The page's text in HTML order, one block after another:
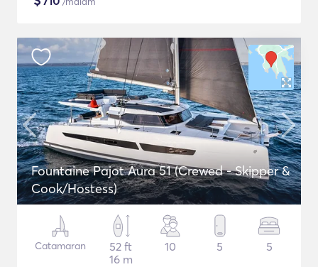
Fountaine Pajot Aura 51 (Crewed - Skipper &
Cook/Hostess)
Catamaran
52 ft
16 m
10 5 5